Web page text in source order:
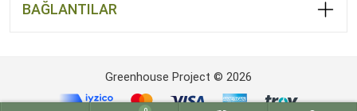
BAĞLANTILAR
Greenhouse Project © 2026